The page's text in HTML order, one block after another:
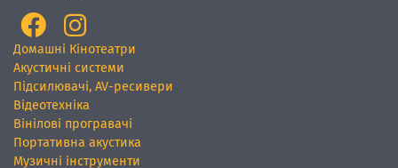
Домашні Кінотеатри
Акустичні системи
Підсилювачі, AV-ресивери
Відеотехніка
Вінілові програвачі
Портативна акустика
Музичні інструменти